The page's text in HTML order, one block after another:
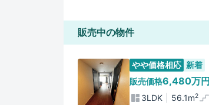
販売中の物件
やや価格相応 新着
販売価格6,480万円
3LDK 56.1m2